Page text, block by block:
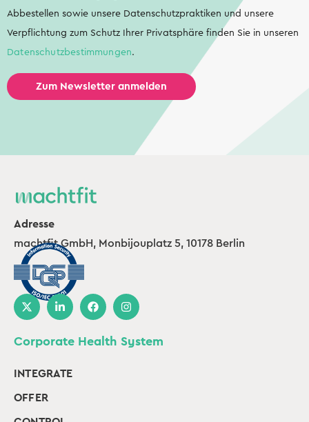
Abbestellen sowie unsere Datenschutzpraktiken und unsere
Verpflichtung zum Schutz Ihrer Privatsphäre finden Sie in unseren
Datenschutzbestimmungen.
Adresse
machtfit GmbH, Monbijouplatz 5, 10178 Berlin
Corporate Health System
INTEGRATE
OFFER